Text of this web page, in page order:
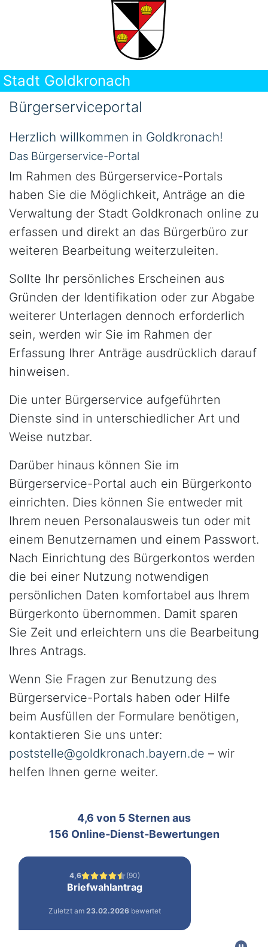
Stadt Goldkronach
Bürgerserviceportal
Herzlich willkommen in Goldkronach!
Das Bürgerservice-Portal
Im Rahmen des Bürgerservice-Portals
haben Sie die Möglichkeit, Anträge an die
Verwaltung der Stadt Goldkronach online zu
erfassen und direkt an das Bürgerbüro zur
weiteren Bearbeitung weiterzuleiten.
Sollte Ihr persönliches Erscheinen aus
Gründen der Identifikation oder zur Abgabe
weiterer Unterlagen dennoch erforderlich
sein, werden wir Sie im Rahmen der
Erfassung Ihrer Anträge ausdrücklich darauf
hinweisen.
Die unter Bürgerservice aufgeführten
Dienste sind in unterschiedlicher Art und
Weise nutzbar.
Darüber hinaus können Sie im
Bürgerservice-Portal auch ein Bürgerkonto
einrichten. Dies können Sie entweder mit
Ihrem neuen Personalausweis tun oder mit
einem Benutzernamen und einem Passwort.
Nach Einrichtung des Bürgerkontos werden
die bei einer Nutzung notwendigen
persönlichen Daten komfortabel aus Ihrem
Bürgerkonto übernommen. Damit sparen
Sie Zeit und erleichtern uns die Bearbeitung
Ihres Antrags.
Wenn Sie Fragen zur Benutzung des
Bürgerservice-Portals haben oder Hilfe
beim Ausfüllen der Formulare benötigen,
kontaktieren Sie uns unter:
poststelle@goldkronach.bayern.de – wir
helfen Ihnen gerne weiter.